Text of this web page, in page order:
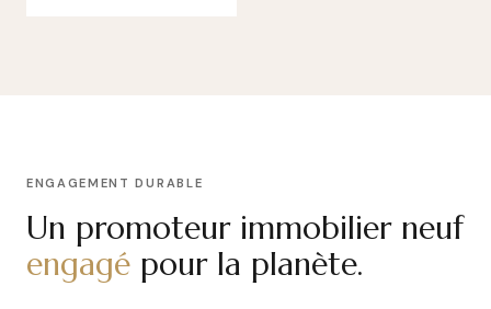
ENGAGEMENT DURABLE
Un promoteur immobilier neuf
engagé pour la planète.